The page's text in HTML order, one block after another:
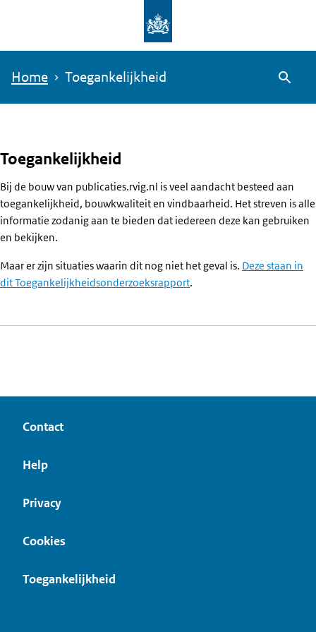
de
Home Toegankelijkheid
Toegankelijkheid
Bij de bouw van publicaties.rvig.nl is veel aandacht besteed aan
toegankelijkheid, bouwkwaliteit en vindbaarheid. Het streven is alle
informatie zodanig aan te bieden dat iedereen deze kan gebruiken
en bekijken.
Maar er zijn situaties waarin dit nog niet het geval is. Deze staan in
dit Toegankelijkheidsonderzoeksrapport.
Contact
Help
Privacy
Cookies
Toegankelijkheid